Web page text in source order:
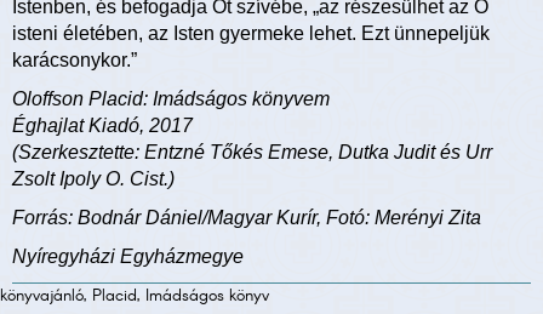
Istenben, és befogadja Őt szívébe, „az részesülhet az Ő
isteni életében, az Isten gyermeke lehet. Ezt ünnepeljük
karácsonykor.”
Oloffson Placid: Imádságos könyvem
Éghajlat Kiadó, 2017
(Szerkesztette: Entzné Tőkés Emese, Dutka Judit és Urr
Zsolt Ipoly O. Cist.)
Forrás: Bodnár Dániel/Magyar Kurír, Fotó: Merényi Zita
Nyíregyházi Egyházmegye
könyvajánló, Placid, Imádságos könyv